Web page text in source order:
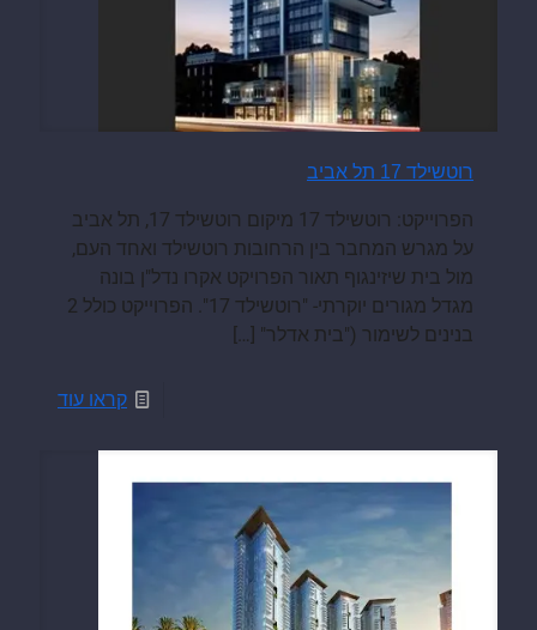
רוטשילד 17 תל אביב
הפרוייקט: רוטשילד 17 מיקום רוטשילד 17, תל אביב
על מגרש המחבר בין הרחובות רוטשילד ואחד העם,
מול בית שיזינגוף תאור הפרויקט אקרו נדל"ן בונה
מגדל מגורים יוקרתי- "רוטשילד 17". הפרוייקט כולל 2
בנינים לשימור ("בית אדלר" […]
קראו עוד